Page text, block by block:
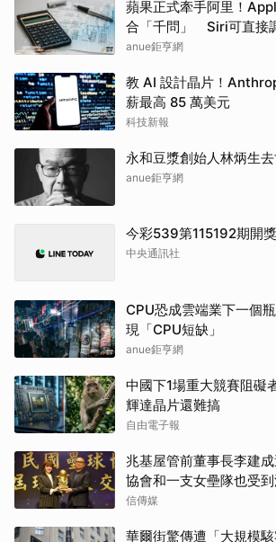
蘋果正式牽手阿里！
合「千問」 Siri可直接
anue鉅亨網
教 AI 設計晶片！
薪最高 85 萬美元
科技新報
永和豆漿創始人林炳生
anue鉅亨網
今彩539第115192期開獎
中央通訊社
CPU恐成雲端業下一個
現「CPU短缺」
anue鉅亨網
中國下1場重大競賽阻礙
輝達晶片還難搞
自由電子報
兆基屋管前董事長李建
協會和一支女壘隊也受到
信傳媒
華爾街驚傳遭「大規模